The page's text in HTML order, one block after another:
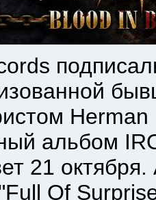
подписали
альбом
21
Of